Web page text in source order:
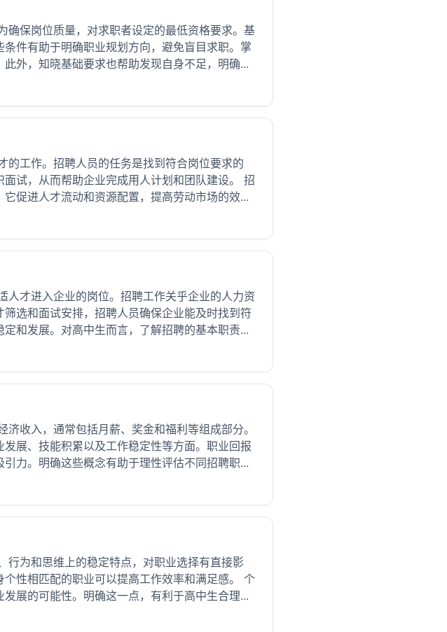
确保岗位质量，对求职者设定的最低资格要求。基
件有助于明确职业规划方向，避免盲目求职。掌
外，知晓基础要求也帮助发现自身不足，明确...
工作。招聘人员的任务是找到符合岗位要求的
试，从而帮助企业完成用人计划和团队建设。 招
促进人才流动和资源配置，提高劳动市场的效...
才进入企业的岗位。招聘工作关乎企业的人力资
选和面试安排，招聘人员确保企业能及时找到符
和发展。对高中生而言，了解招聘的基本职责...
收入，通常包括月薪、奖金和福利等组成部分。
展、技能积累以及工作稳定性等方面。职业回报
力。明确这些概念有助于理性评估不同招聘职...
行为和思维上的稳定特点，对职业选择有直接影
性相匹配的职业可以提高工作效率和满足感。 个
展的可能性。明确这一点，有利于高中生合理...